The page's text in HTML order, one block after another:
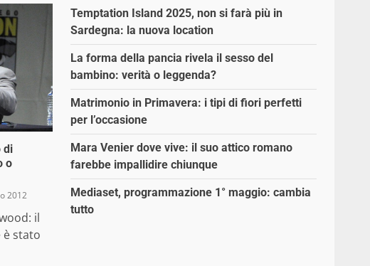
di
o
2012
il
è stato
Temptation Island 2025, non si farà più in
Sardegna: la nuova location
La forma della pancia rivela il sesso del
bambino: verità o leggenda?
Matrimonio in Primavera: i tipi di fiori perfetti
per l’occasione
Mara Venier dove vive: il suo attico romano
farebbe impallidire chiunque
Mediaset, programmazione 1° maggio: cambia
tutto